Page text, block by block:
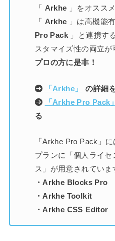
「 Arkhe 」をオスス
「 Arkhe 」は高機能
Pro Pack 」と連携す
スタマイズ性の両立が
プロの方に是非！
「Arkhe」
の詳細
「Arkhe Pro Pack」
る
「Arkhe Pro Pack」
プランに「個人ライ
ス」が用意されていま
・Arkhe Blocks Pro
・Arkhe Toolkit
・Arkhe CSS Editor